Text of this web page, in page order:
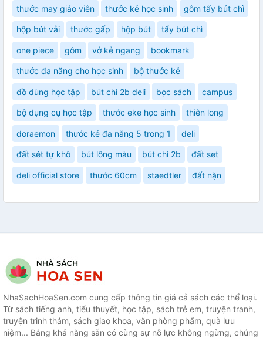
thước may giáo viên thước kẻ học sinh gôm tẩy bút chì
hộp bút vải thước gấp hộp bút tẩy bút chì
one piece gôm vở kẻ ngang bookmark
thước đa năng cho học sinh bộ thước kẻ
đồ dùng học tập bút chì 2b deli bọc sách campus
bộ dụng cụ học tập thước eke học sinh thiên long
doraemon thước kẻ đa năng 5 trong 1 deli
đất sét tự khô bút lông màu bút chì 2b đất set
deli official store thước 60cm staedtler đất nặn
NhaSachHoaSen.com cung cấp thông tin giá cả sách các thể loại.
Từ sách tiếng anh, tiểu thuyết, học tập, sách trẻ em, truyện tranh,
truyện trinh thám, sách giao khoa, văn phòng phẩm, quà lưu
niệm... Bằng khả năng sẵn có cùng sự nỗ lực không ngừng, chúng